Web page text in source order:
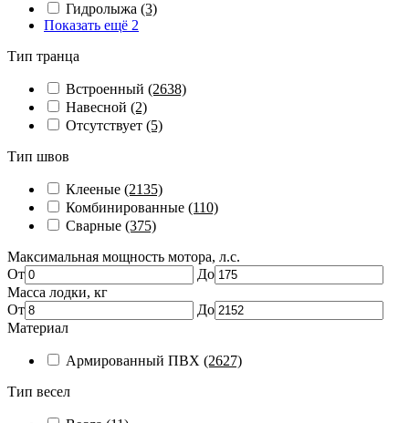
Гидролыжа (3)
Показать ещё 2
Тип транца
Встроенный (2638)
Навесной (2)
Отсутствует (5)
Тип швов
Клееные (2135)
Комбинированные (110)
Сварные (375)
Максимальная мощность мотора, л.с.
От
До
Масса лодки, кг
От
До
Материал
Армированный ПВХ (2627)
Тип весел